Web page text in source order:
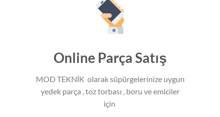
Online Parça Satış
MOD TEKNİK olarak süpürgelerinize uygun
yedek parça , toz torbası , boru ve emiciler
için